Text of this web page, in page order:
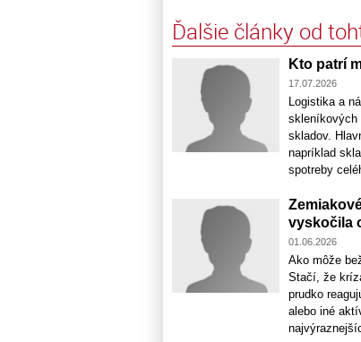
Ďalšie články od
Kto patrí
17.07.2026
Logistika a
skleníkových
skladov.
napríklad
spotreby
vyskočila
01.06.2026
Ako môže
Stačí, že
prudko
alebo iné